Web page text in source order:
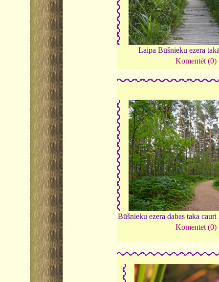
Laipa Būšnieku ezera
Komentēt (0)
Būšnieku ezera dabas taka
Komentēt (0)